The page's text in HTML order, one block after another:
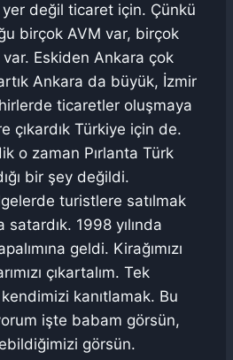
değil ticaret için. Çünkü
birçok AVM var, birçok
Eskiden Ankara çok
Ankara da büyük, İzmir
ticaretler oluşmaya
çıkardık Türkiye için de.
o zaman Pırlanta Türk
bir şey değildi.
turistlere satılmak
1998 yılında
geldi. Kirağımızı
çıkartalım. Tek
kanıtlamak. Bu
işte babam görsün,
görsün.